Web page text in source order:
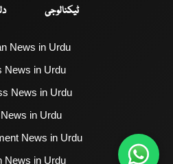
ٹیکنالوجی
News in Urdu
News in Urdu
News in Urdu
in Urdu
News in Urdu
News in Urdu